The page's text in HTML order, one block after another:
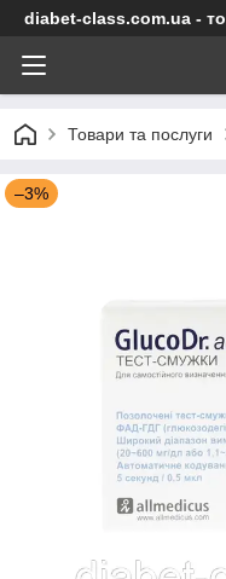
diabet-class.com.ua -
Товари та послуги
–3%